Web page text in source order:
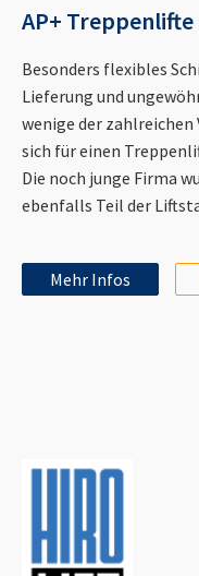
AP+ Treppenlifte
Besonders flexibles
Lieferung und
wenige der zahlreichen
sich für einen
Die noch junge Firma
ebenfalls Teil der
Mehr Infos